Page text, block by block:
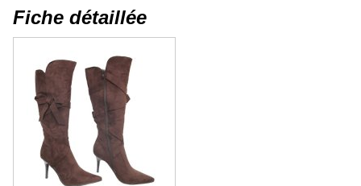
Fiche détaillée